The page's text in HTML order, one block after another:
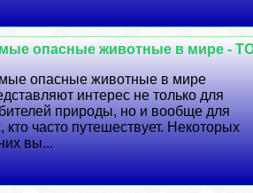
опасные животные в мире -
опасные животные в мире
интерес не только для
природы, но и вообще для
кто часто путешествует. Некоторых
вы...